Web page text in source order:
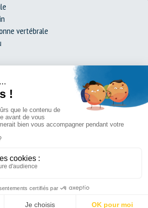
vertébrale
chirurgie expliquée simplement